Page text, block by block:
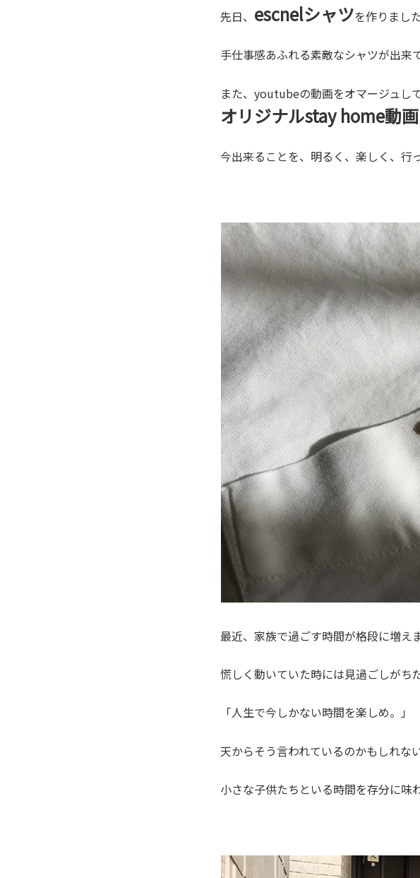
先日、 escnelシャツを作りまし
手仕事感あふれる素敵なシャツが出来
また、youtubeの動画をオマージュし
オリジナルstay home動画
今出来ることを、明るく、楽しく、行
最近、家族で過ごす時間が格段に増え
慌しく動いていた時には見過ごしがち
「人生で今しかない時間を楽しめ。」
天からそう言われているのかもしれな
小さな子供たちといる時間を存分に味